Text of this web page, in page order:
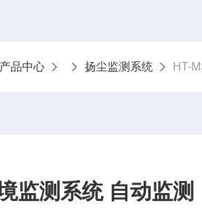
产品中心 扬尘监测系统 HT-
监测系统 自动监测